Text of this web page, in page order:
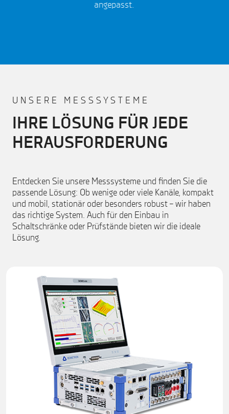
angepasst.
UNSERE MESSSYSTEME
IHRE LÖSUNG FÜR JEDE
HERAUSFORDERUNG
Entdecken Sie unsere Messsysteme und finden Sie die
passende Lösung: Ob wenige oder viele Kanäle, kompakt
und mobil, stationär oder besonders robust – wir haben
das richtige System. Auch für den Einbau in
Schaltschränke oder Prüfstände bieten wir die ideale
Lösung.